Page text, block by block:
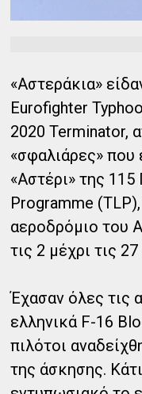
«Αστεράκια»
Eurofighter
2020 Terminator,
«σφαλιάρες»
«Αστέρι» της
Programme
αεροδρόμιο του
τις 2 μέχρι τις
Έχασαν όλες τις
ελληνικά F-16
πιλότοι
της άσκησης.